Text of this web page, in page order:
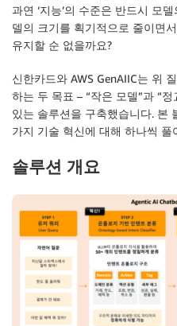
과연 ‘지능’의 수준은 반드시 모
델의 크기를 획기적으로 줄이면
유지할 순 없을까요?
신한카드와 AWS GenAIIC는 위
하는 두 목표 – “작은 모델”과 “
있는 솔루션을 구축했습니다. 본
가지 기술 혁신에 대해 하나씩 풀
솔루션 개요